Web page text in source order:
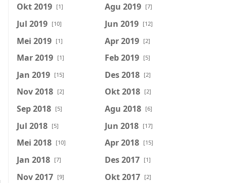
Okt 2019 [1] Agu 2019 [7]
Jul 2019 [10] Jun 2019 [12]
Mei 2019 [1] Apr 2019 [2]
Mar 2019 [1] Feb 2019 [5]
Jan 2019 [15] Des 2018 [2]
Nov 2018 [2] Okt 2018 [2]
Sep 2018 [5] Agu 2018 [6]
Jul 2018 [5] Jun 2018 [17]
Mei 2018 [10] Apr 2018 [15]
Jan 2018 [7] Des 2017 [1]
Nov 2017 [9] Okt 2017 [2]